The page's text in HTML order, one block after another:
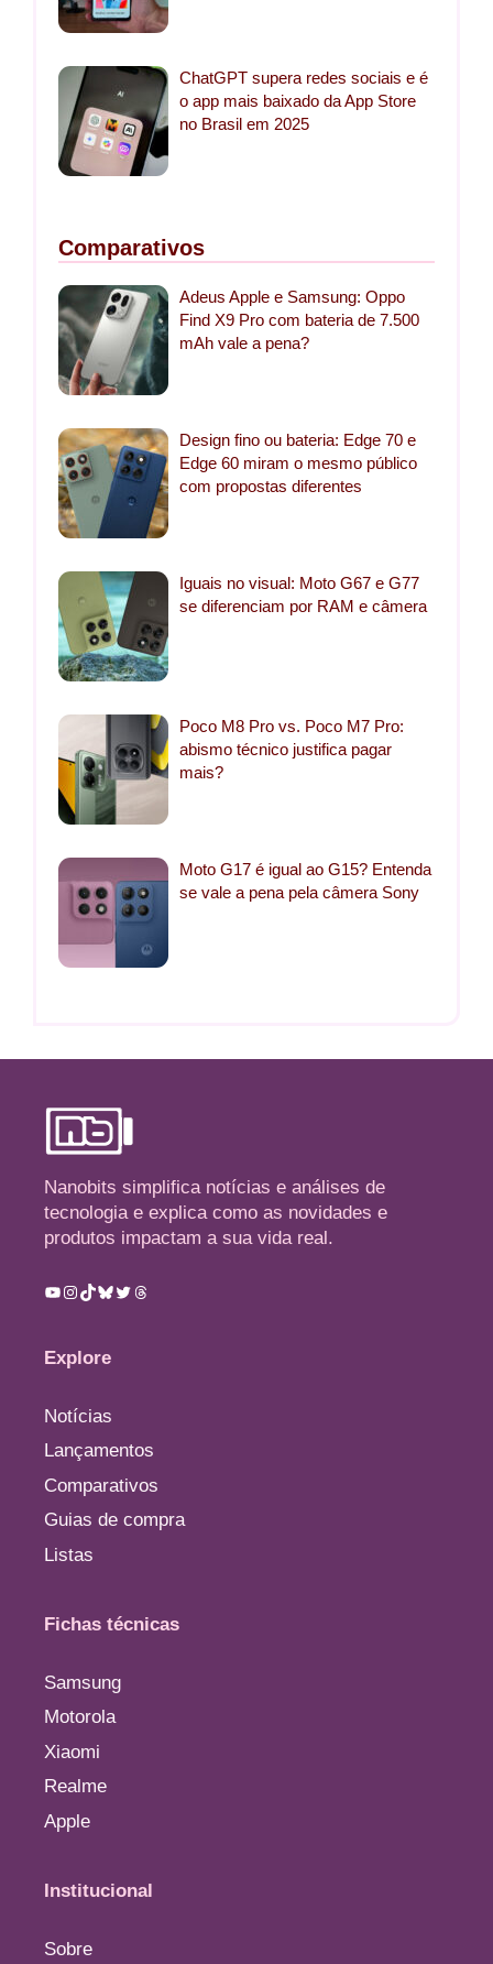
ChatGPT supera redes sociais e é
o app mais baixado da App Store
no Brasil em 2025
Comparativos
Adeus Apple e Samsung: Oppo
Find X9 Pro com bateria de 7.500
mAh vale a pena?
Design fino ou bateria: Edge 70 e
Edge 60 miram o mesmo público
com propostas diferentes
Iguais no visual: Moto G67 e G77
se diferenciam por RAM e câmera
Poco M8 Pro vs. Poco M7 Pro:
abismo técnico justifica pagar
mais?
Moto G17 é igual ao G15? Entenda
se vale a pena pela câmera Sony
Nanobits simplifica notícias e análises de
tecnologia e explica como as novidades e
produtos impactam a sua vida real.
Youtube
Instagram
TikTok
Bluesky
TwitterThreads
Explore
Notícias
Lançamentos
Comparativos
Guias de compra
Listas
Fichas técnicas
Samsung
Motorola
Xiaomi
Realme
Apple
Institucional
Sobre